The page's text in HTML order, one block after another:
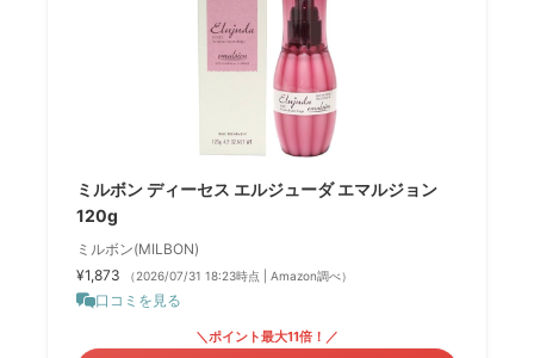
ミルボン ディーセス エルジューダ エマルジョン
120g
ミルボン(MILBON)
¥1,873
（2026/07/31 18:23時点 | Amazon調べ）
口コミを見る
＼ポイント最大11倍！／